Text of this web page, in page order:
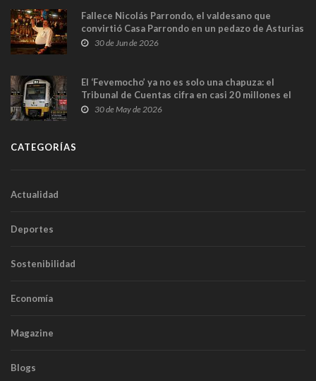
Fallece Nicolás Parrondo, el valdesano que
convirtió Casa Parrondo en un pedazo de Asturias
en Madrid
30 de Jun de 2026
El ‘Fevemocho’ ya no es solo una chapuza: el
Tribunal de Cuentas cifra en casi 20 millones el
sobrecoste de los trenes que no cabían por los
30 de May de 2026
CATEGORÍAS
Actualidad
Deportes
Sostenibilidad
Economía
Magazine
Blogs